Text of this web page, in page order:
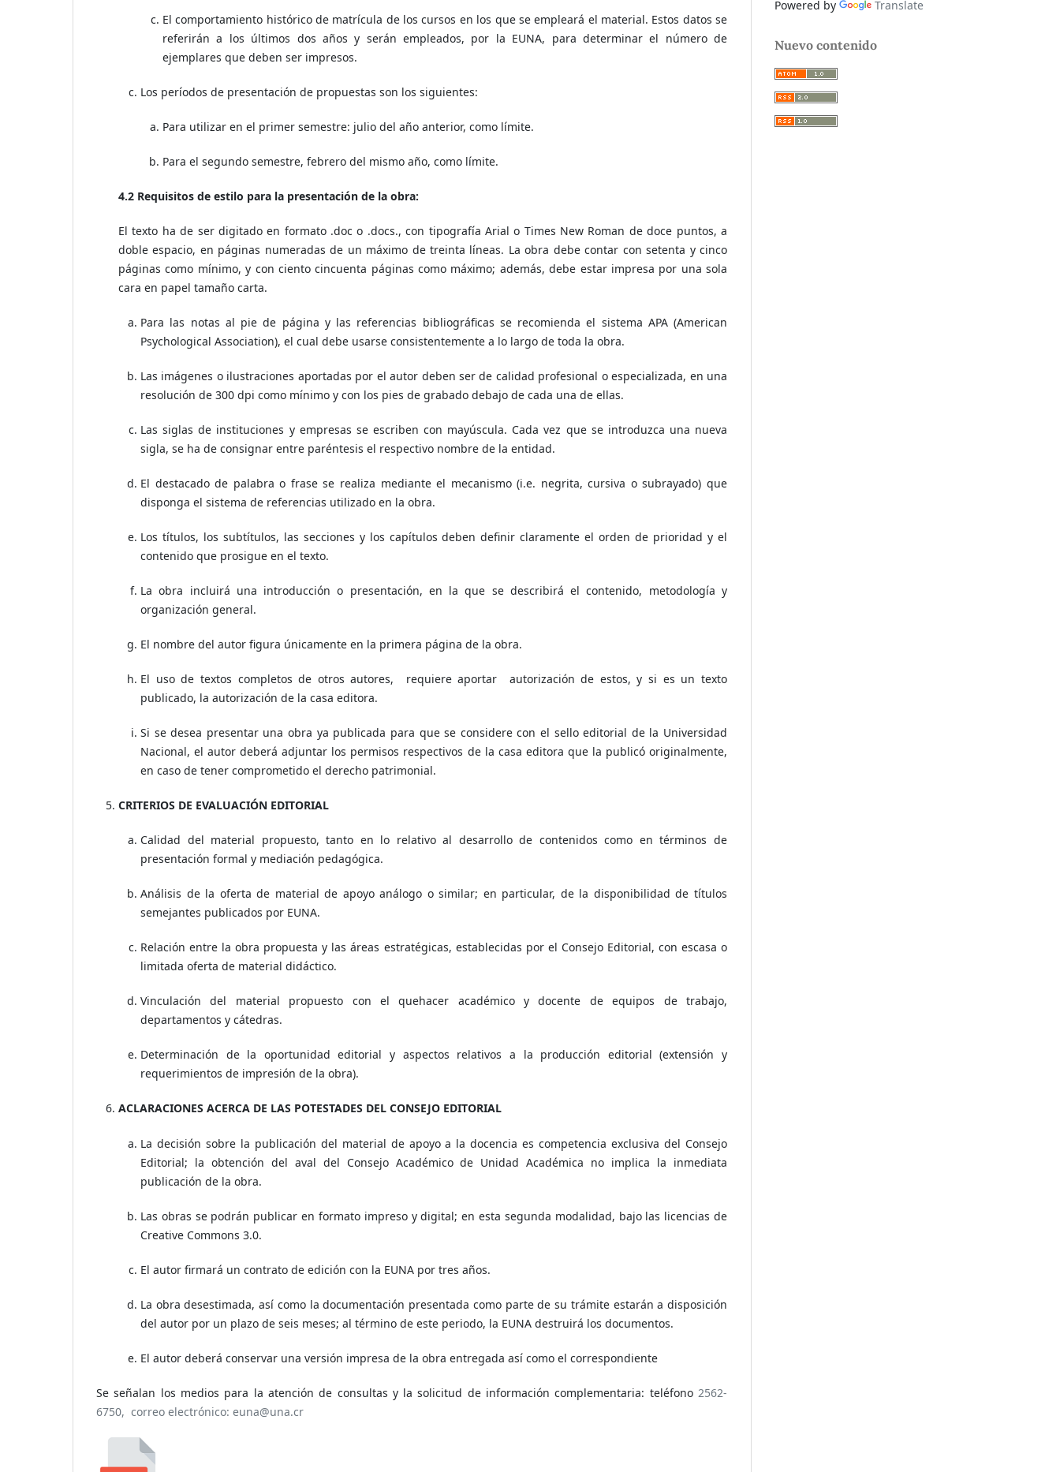
El comportamiento histórico de matrícula de los cursos en los que se empleará el material. Estos datos se
referirán a los últimos dos años y serán empleados, por la EUNA, para determinar el número de
ejemplares que deben ser impresos.
Los períodos de presentación de propuestas son los siguientes:
Para utilizar en el primer semestre: julio del año anterior, como límite.
Para el segundo semestre, febrero del mismo año, como límite.
4.2 Requisitos de estilo para la presentación de la obra:
El texto ha de ser digitado en formato .doc o .docs., con tipografía Arial o Times New Roman de doce puntos, a
doble espacio, en páginas numeradas de un máximo de treinta líneas. La obra debe contar con setenta y cinco
páginas como mínimo, y con ciento cincuenta páginas como máximo; además, debe estar impresa por una sola
cara en papel tamaño carta.
Para las notas al pie de página y las referencias bibliográficas se recomienda el sistema APA (American
Psychological Association), el cual debe usarse consistentemente a lo largo de toda la obra.
Las imágenes o ilustraciones aportadas por el autor deben ser de calidad profesional o especializada, en una
resolución de 300 dpi como mínimo y con los pies de grabado debajo de cada una de ellas.
Las siglas de instituciones y empresas se escriben con mayúscula. Cada vez que se introduzca una nueva
sigla, se ha de consignar entre paréntesis el respectivo nombre de la entidad.
El destacado de palabra o frase se realiza mediante el mecanismo (i.e. negrita, cursiva o subrayado) que
disponga el sistema de referencias utilizado en la obra.
Los títulos, los subtítulos, las secciones y los capítulos deben definir claramente el orden de prioridad y el
contenido que prosigue en el texto.
La obra incluirá una introducción o presentación, en la que se describirá el contenido, metodología y
organización general.
El nombre del autor figura únicamente en la primera página de la obra.
El uso de textos completos de otros autores, requiere aportar autorización de estos, y si es un texto
publicado, la autorización de la casa editora.
Si se desea presentar una obra ya publicada para que se considere con el sello editorial de la Universidad
Nacional, el autor deberá adjuntar los permisos respectivos de la casa editora que la publicó originalmente,
en caso de tener comprometido el derecho patrimonial.
CRITERIOS DE EVALUACIÓN EDITORIAL
Calidad del material propuesto, tanto en lo relativo al desarrollo de contenidos como en términos de
presentación formal y mediación pedagógica.
Análisis de la oferta de material de apoyo análogo o similar; en particular, de la disponibilidad de títulos
semejantes publicados por EUNA.
Relación entre la obra propuesta y las áreas estratégicas, establecidas por el Consejo Editorial, con escasa o
limitada oferta de material didáctico.
Vinculación del material propuesto con el quehacer académico y docente de equipos de trabajo,
departamentos y cátedras.
Determinación de la oportunidad editorial y aspectos relativos a la producción editorial (extensión y
requerimientos de impresión de la obra).
ACLARACIONES ACERCA DE LAS POTESTADES DEL CONSEJO EDITORIAL
La decisión sobre la publicación del material de apoyo a la docencia es competencia exclusiva del Consejo
Editorial; la obtención del aval del Consejo Académico de Unidad Académica no implica la inmediata
publicación de la obra.
Las obras se podrán publicar en formato impreso y digital; en esta segunda modalidad, bajo las licencias de
Creative Commons 3.0.
El autor firmará un contrato de edición con la EUNA por tres años.
La obra desestimada, así como la documentación presentada como parte de su trámite estarán a disposición
del autor por un plazo de seis meses; al término de este periodo, la EUNA destruirá los documentos.
El autor deberá conservar una versión impresa de la obra entregada así como el correspondiente
Se señalan los medios para la atención de consultas y la solicitud de información complementaria: teléfono 2562-
6750, correo electrónico: euna@una.cr
Powered by Translate
Nuevo contenido